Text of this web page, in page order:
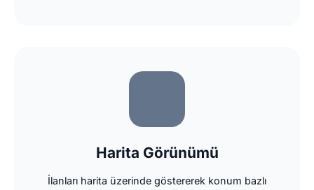
Harita Görünümü
İlanları harita üzerinde göstererek konum bazlı